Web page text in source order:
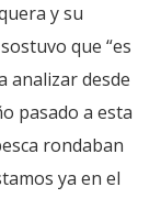
y su
que “es
analizar desde
pasado a esta
rondaban
ya en el